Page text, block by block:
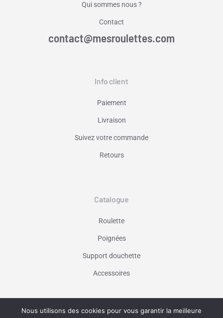
Qui sommes nous ?
Contact
contact@mesroulettes.com
Info client
Paiement
Livraison
Suivez votre commande
Retours
Catalogue
Roulette
Poignées
Support douchette
Accessoires
Vaniseo - votre agence web à Marseille -
Nous utilisons des cookies pour vous garantir la meilleure